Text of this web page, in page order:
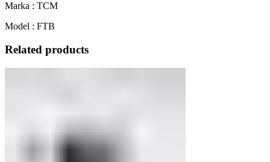
Marka : TCM
Model : FTB
Related products